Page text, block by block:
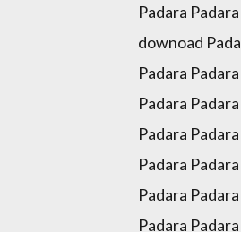
Padara
downoad
Padara
Padara
Padara
Padara
Padara
Padara